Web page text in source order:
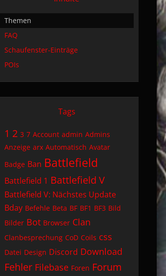
Themen
FAQ
Schaufenster-Einträge
POIs
Tags
1 2 3 7 Account admin Admins
Anzeige arx Automatisch Avatar
Badge Ban Battlefield
Battlefield 1 Battlefield V
Battlefield V: Nächstes Update
Bday Befehle Beta BF BF1 BF3 Bild
Bilder Bot Browser Clan
Clanbesprechung CoD Coils css
Datei Design Discord Download
Fehler Filebase Foren Forum